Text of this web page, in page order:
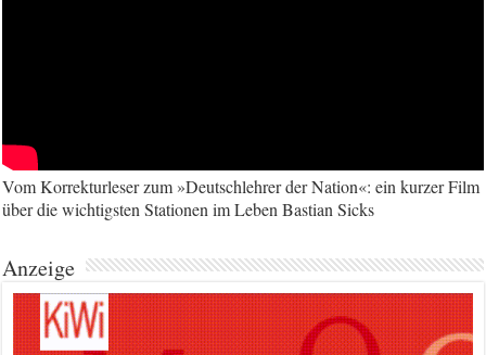
Vom Korrekturleser zum »Deutschlehrer der Nation«: ein kurzer Film
über die wichtigsten Stationen im Leben Bastian Sicks
Anzeige